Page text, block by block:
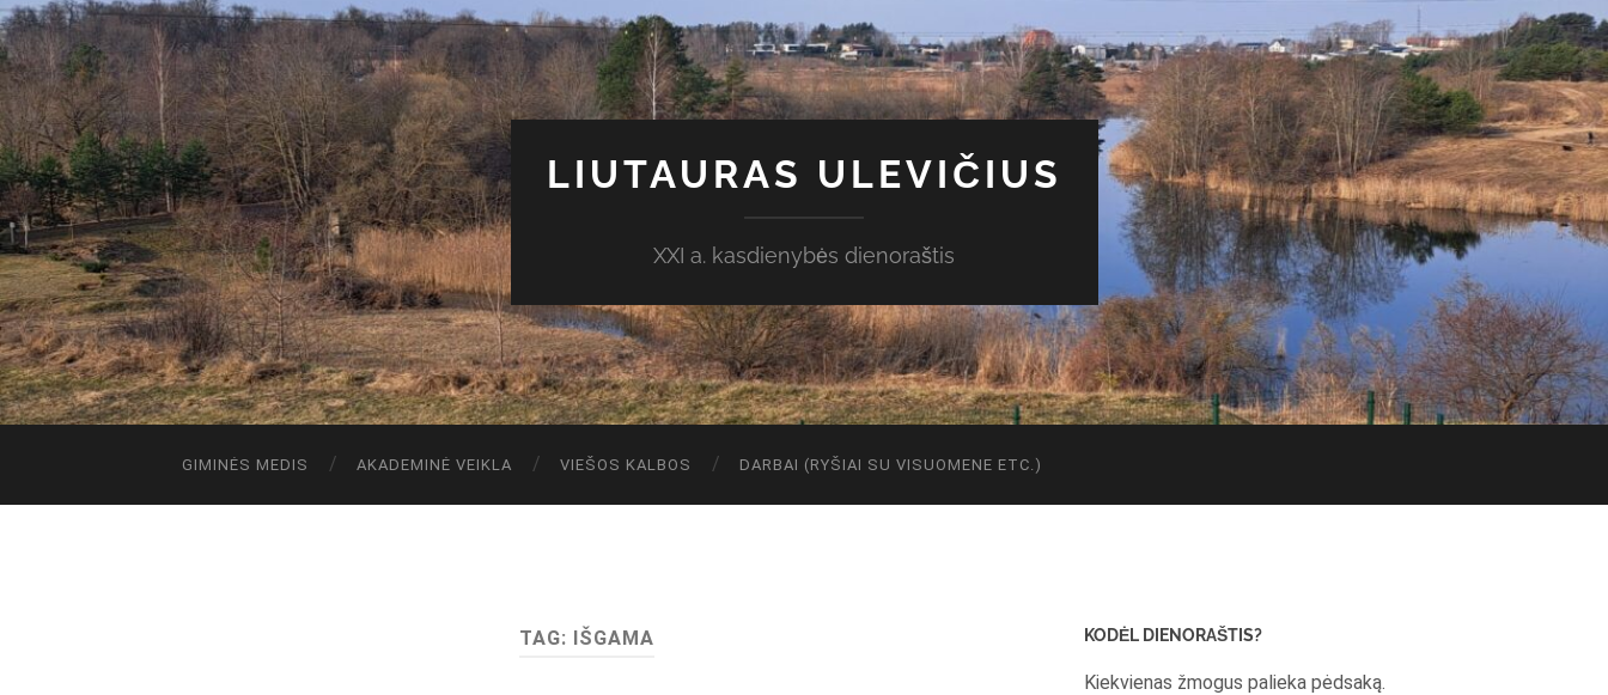
LIUTAURAS ULEVIČIUS
XXI a. kasdienybės dienoraštis
GIMINĖS MEDIS AKADEMINĖ VEIKLA VIEŠOS KALBOS DARBAI (RYŠIAI SU VISUOMENE ETC.)
TAG: IŠGAMA KODĖL DIENORAŠTIS?
Kiekvienas žmogus palieka pėdsaką.